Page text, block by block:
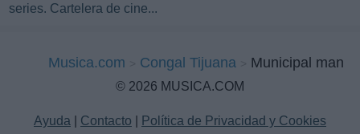
series. Cartelera de cine...
Musica.com Congal Tijuana Municipal man
© 2026 MUSICA.COM
Ayuda Contacto
Política de Privacidad y Cookies